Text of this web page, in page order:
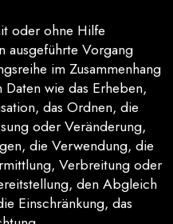
oder ohne Hilfe
ausgeführte Vorgang
im Zusammenhang
wie das Erheben,
das Ordnen, die
oder Veränderung,
die Verwendung, die
Verbreitung oder
den Abgleich
Einschränkung, das